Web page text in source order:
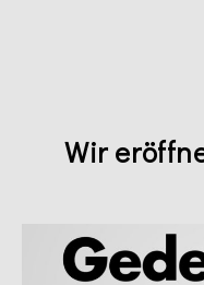
Wir